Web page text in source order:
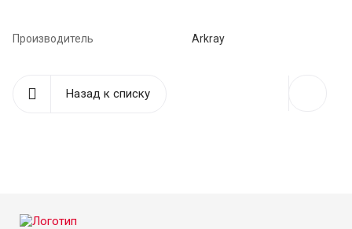
Производитель Arkray
Назад к списку